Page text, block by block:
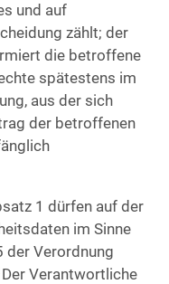
und auf
zählt; der
die betroffene
spätestens im
aus der sich
der betroffenen
1 dürfen auf der
im Sinne
der Verordnung
Der Verantwortliche